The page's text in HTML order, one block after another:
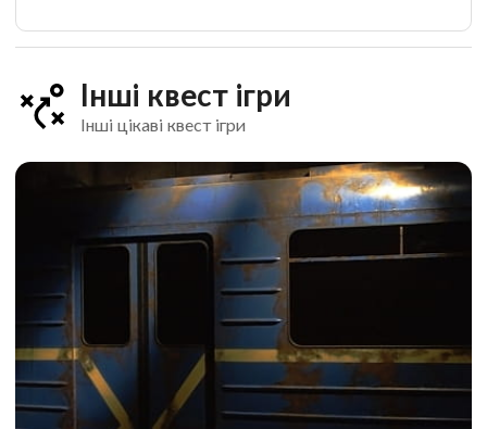
Інші квест ігри
Інші цікаві квест ігри